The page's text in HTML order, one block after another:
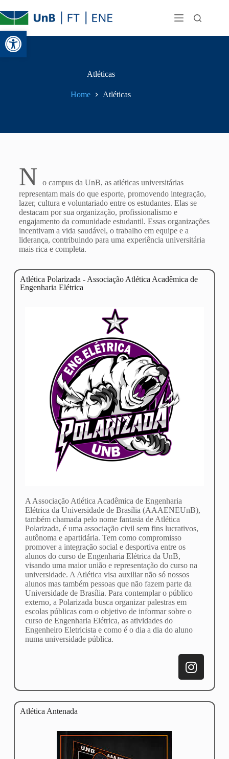
Abrir a barra de ferramentas
Atléticas
Home Atléticas
N
o campus da UnB, as atléticas universitárias
representam mais do que esporte, promovendo integração,
lazer, cultura e voluntariado entre os estudantes. Elas se
destacam por sua organização, profissionalismo e
engajamento da comunidade estudantil. Essas organizações
incentivam a vida saudável, o trabalho em equipe e a
liderança, contribuindo para uma experiência universitária
mais rica e completa.
Atlética Polarizada - Associação Atlética Acadêmica de
Engenharia Elétrica
A Associação Atlética Acadêmica de Engenharia
Elétrica da Universidade de Brasília (AAAENEUnB),
também chamada pelo nome fantasia de Atlética
Polarizada, é uma associação civil sem fins lucrativos,
autônoma e apartidária. Tem como compromisso
promover a integração social e desportiva entre os
alunos do curso de Engenharia Elétrica da UnB,
visando uma maior união e representação do curso na
universidade. A Atlética visa auxiliar não só nossos
alunos mas também pessoas que não fazem parte da
Universidade de Brasília. Para contemplar o público
externo, a Polarizada busca organizar palestras em
escolas públicas com o objetivo de informar sobre o
curso de Engenharia Elétrica, as atividades do
Engenheiro Eletricista e como é o dia a dia do aluno
numa universidade pública.
Atlética Antenada